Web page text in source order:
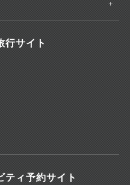
行サイト
ティ予約サイト